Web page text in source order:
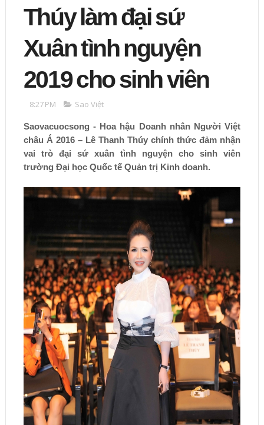
Thúy làm đại sứ
Xuân tình nguyện
2019 cho sinh viên
8:27 PM Sao Việt
Saovacuocsong - Hoa hậu Doanh nhân Người Việt
châu Á 2016 – Lê Thanh Thúy chính thức đảm nhận
vai trò đại sứ xuân tình nguyện cho sinh viên
trường Đại học Quốc tế Quản trị Kinh doanh.